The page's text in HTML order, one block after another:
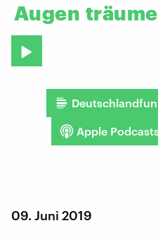
Augen
Apple
09. Juni 2019